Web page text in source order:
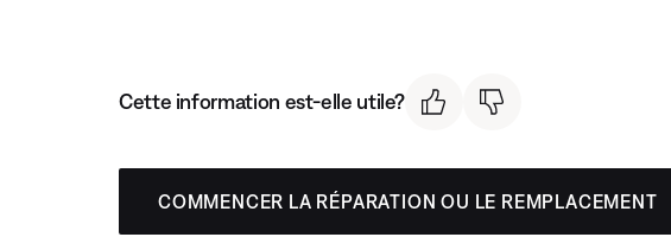
Cette information est-elle utile?
COMMENCER LA RÉPARATION OU LE REMPLACEMENT